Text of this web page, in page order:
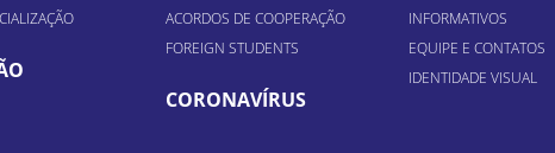
ACORDOS DE COOPERAÇÃO
FOREIGN STUDENTS
CORONAVÍRUS
INFORMATIVOS
EQUIPE E CONTATOS
IDENTIDADE VISUAL